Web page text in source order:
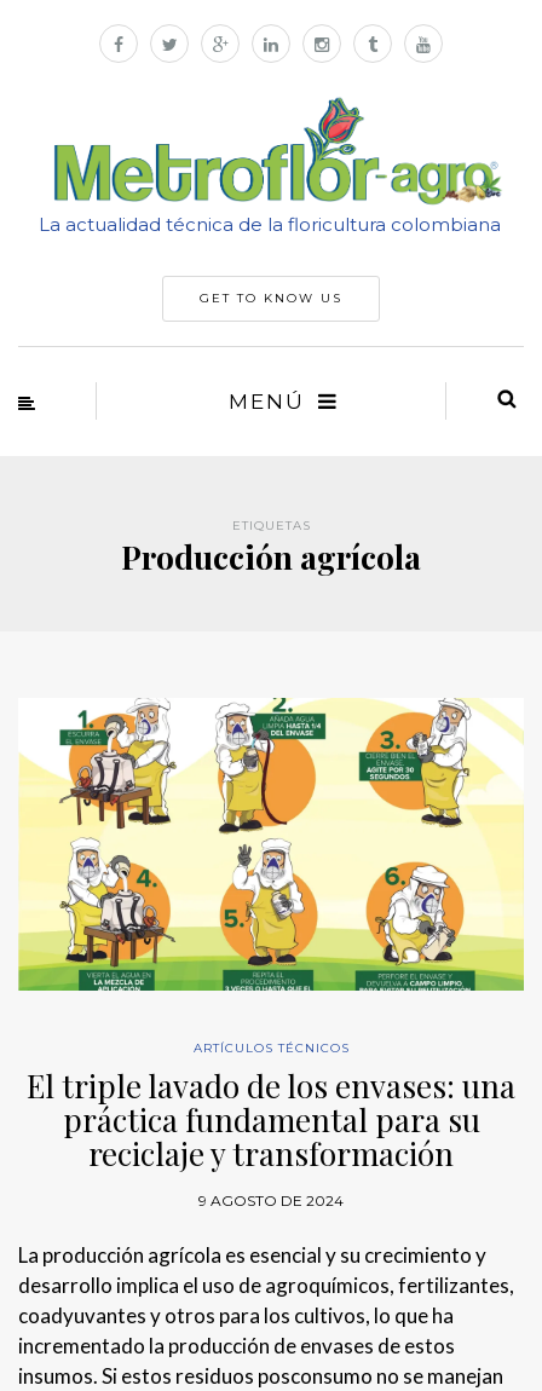
La actualidad técnica de la floricultura colombiana
GET TO KNOW US
MENÚ
ETIQUETAS
Producción agrícola
ARTÍCULOS TÉCNICOS
El triple lavado de los envases: una
práctica fundamental para su
reciclaje y transformación
9 AGOSTO DE 2024
La producción agrícola es esencial y su crecimiento y
desarrollo implica el uso de agroquímicos, fertilizantes,
coadyuvantes y otros para los cultivos, lo que ha
incrementado la producción de envases de estos
insumos. Si estos residuos posconsumo no se manejan